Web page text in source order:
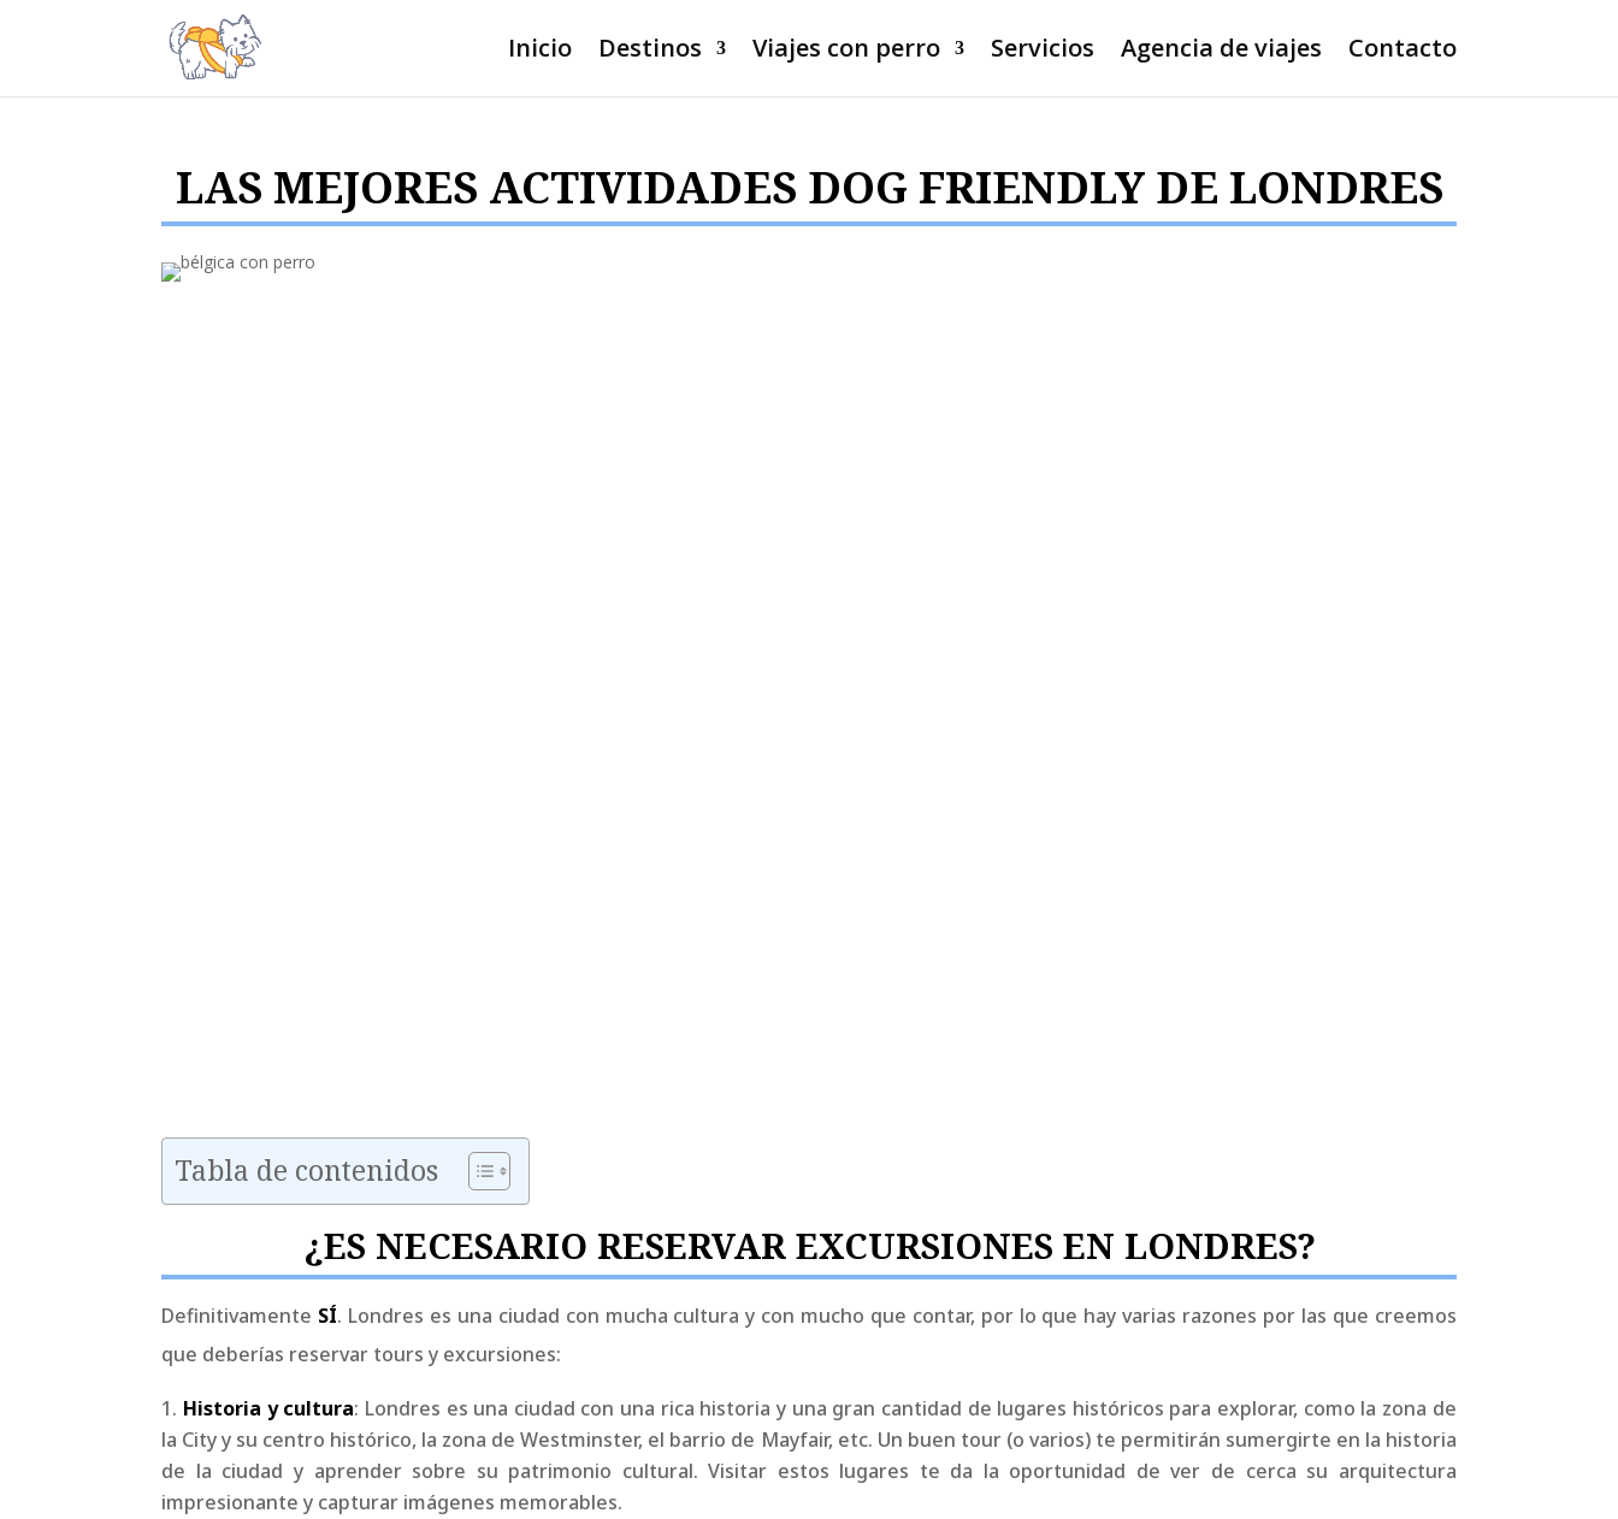
Inicio Destinos Viajes con perro Servicios Agencia de viajes Contacto
LAS MEJORES ACTIVIDADES DOG FRIENDLY DE LONDRES
Tabla de contenidos
¿ES NECESARIO RESERVAR EXCURSIONES EN LONDRES?
Definitivamente SÍ. Londres es una ciudad con mucha cultura y con mucho que contar, por lo que hay varias razones por las que creemos
que deberías reservar tours y excursiones:
Historia y cultura: Londres es una ciudad con una rica historia y una gran cantidad de lugares históricos para explorar, como la zona de
la City y su centro histórico, la zona de Westminster, el barrio de Mayfair, etc. Un buen tour (o varios) te permitirán sumergirte en la historia
de la ciudad y aprender sobre su patrimonio cultural. Visitar estos lugares te da la oportunidad de ver de cerca su arquitectura
impresionante y capturar imágenes memorables.